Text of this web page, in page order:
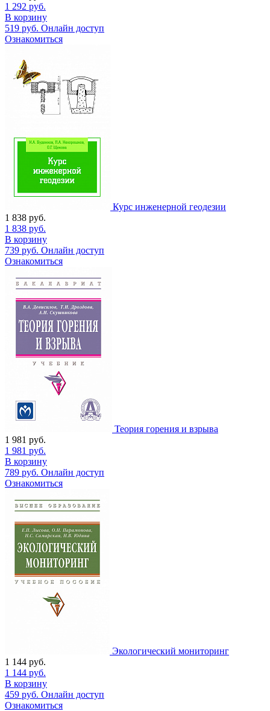
1 292 руб.
В корзину
519 руб. Онлайн доступ
Ознакомиться
Курс инженерной геодезии
1 838 руб.
1 838 руб.
В корзину
739 руб. Онлайн доступ
Ознакомиться
Теория горения и взрыва
1 981 руб.
1 981 руб.
В корзину
789 руб. Онлайн доступ
Ознакомиться
Экологический мониторинг
1 144 руб.
1 144 руб.
В корзину
459 руб. Онлайн доступ
Ознакомиться